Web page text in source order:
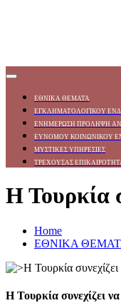
ΕΘΝΙΚΑ ΘΕΜΑΤΑ
ΕΓΚΛΗΜΑΤΟΛΟΓΙΚΟΥ
ΕΝΗΜΕΡΩΣΗ ΠΡΟΛΗΨΗ
ΕΥΝΟΜΟΥ ΚΟΙΝΩΝΙΚΟΥ
ΜΥΣΤΙΚΕΣ ΥΠΗΡΕΣΙΕΣ
ΤΡΕΧΟΥΣΑΣ
Η Τουρκία
Home
ΕΘΝΙΚΑ
Η Τουρκία συνεχίζει